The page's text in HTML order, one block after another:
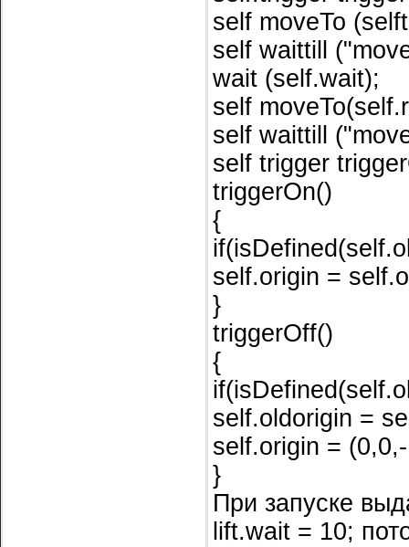
self moveTo
self waittill
wait (self.wait);
self
self waittill
self trigger
triggerOn()
{
self.origin =
}
triggerOff()
{
self.oldorigin =
self.origin =
}
При запуске
lift.wait = 10;